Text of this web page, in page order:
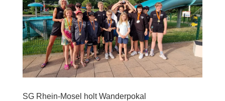
SG Rhein-Mosel holt Wanderpokal